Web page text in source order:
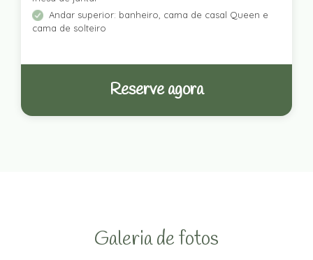
Andar superior: banheiro, cama de casal Queen e
cama de solteiro
Reserve agora
Galeria de fotos